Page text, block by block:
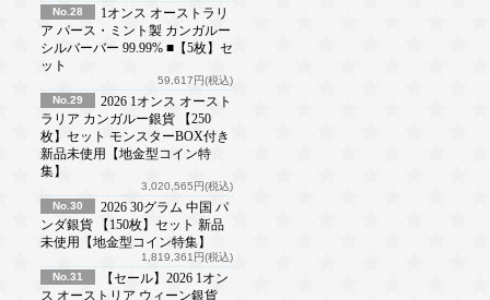
No.28
1オンス オーストラリ
ア パース・ミント製 カンガルー
シルバーバー 99.99% ■【5枚】セ
ット
59,617円(税込)
No.29
2026 1オンス オースト
ラリア カンガルー銀貨 【250
枚】セット モンスターBOX付き
新品未使用【地金型コイン特
集】
3,020,565円(税込)
No.30
2026 30グラム 中国 パ
ンダ銀貨 【150枚】セット 新品
未使用【地金型コイン特集】
1,819,361円(税込)
No.31
【セール】2026 1オン
ス オーストリア ウィーン銀貨